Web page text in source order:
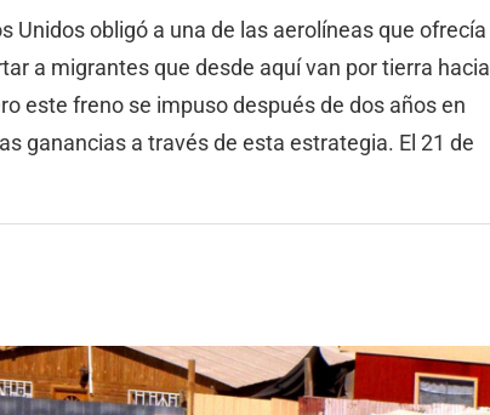
Unidos obligó a una de las aerolíneas que ofrecía
a migrantes que desde aquí van por tierra hacia
este freno se impuso después de dos años en
ganancias a través de esta estrategia. El 21 de